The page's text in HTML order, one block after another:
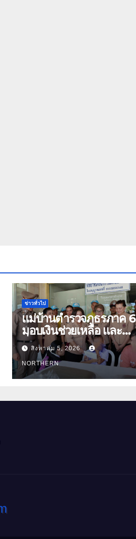
ข่าวทั่วไป
แม่บ้านตำรวจภูธรภาค 6
มอบเงินช่วยเหลือ และ
สิ่งของบำรุงขวัญ บุตร-
ธิดา ข้าราชการตำรวจ
จังหวัดอุทัยธานี
สิงหาคม 5, 2026
NORTHERN